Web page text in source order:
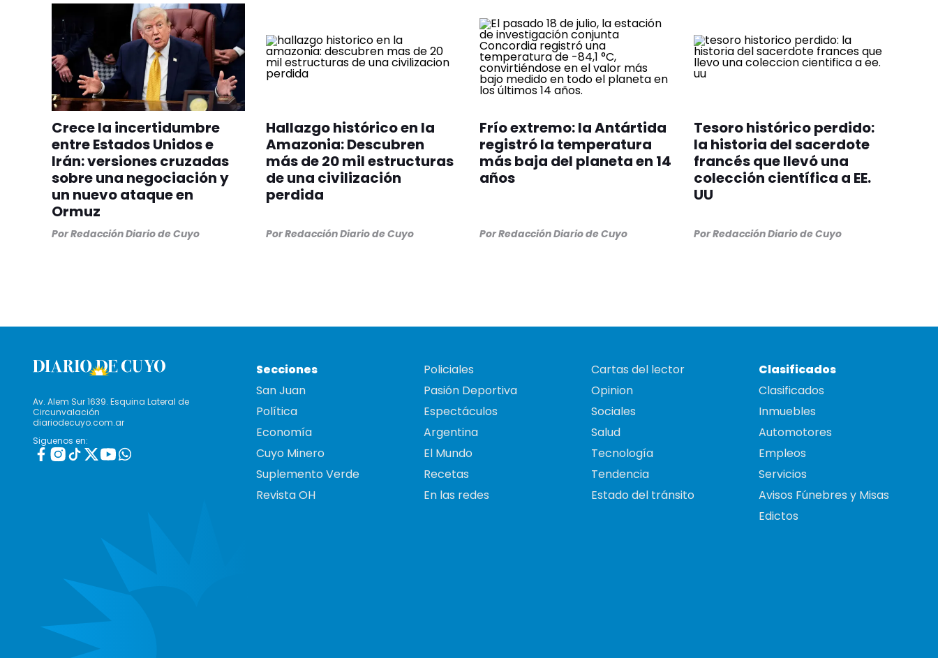
Crece la incertidumbre
entre Estados Unidos e
Irán: versiones cruzadas
sobre una negociación y
un nuevo ataque en
Ormuz
PorRedacción Diario de Cuyo
Hallazgo histórico en la
Amazonia: Descubren
más de 20 mil estructuras
de una civilización
perdida
PorRedacción Diario de Cuyo
Frío extremo: la Antártida
registró la temperatura
más baja del planeta en 14
años
PorRedacción Diario de Cuyo
Tesoro histórico perdido:
la historia del sacerdote
francés que llevó una
colección científica a EE.
UU
PorRedacción Diario de Cuyo
Av. Alem Sur 1639. Esquina Lateral de
Circunvalación
diariodecuyo.com.ar
Siguenos en:
Secciones
San Juan
Política
Economía
Cuyo Minero
Suplemento Verde
Revista OH
Policiales
Pasión Deportiva
Espectáculos
Argentina
El Mundo
Recetas
En las redes
Cartas del lector
Opinion
Sociales
Salud
Tecnología
Tendencia
Estado del tránsito
Clasificados
Clasificados
Inmuebles
Automotores
Empleos
Servicios
Avisos Fúnebres y Misas
Edictos